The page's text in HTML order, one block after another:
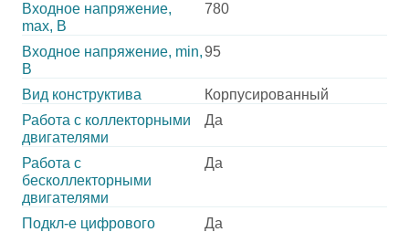
Входное напряжение,
max, В
780
Входное напряжение, min,
В
95
Вид конструктива
Корпусированный
Работа с коллекторными
двигателями
Да
Работа с
бесколлекторными
двигателями
Да
Подкл-е цифрового
Да